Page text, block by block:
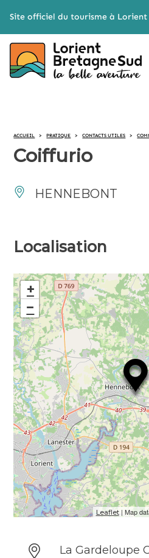
Site officiel du tourisme à Lorient
ACCUEIL > PRATIQUE > CONTACTS UTILES >
Coiffurio
HENNEBONT
Localisation
+
−
Leaflet| Map
La Gardeloupe